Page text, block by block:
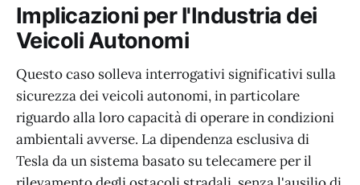
Implicazioni per l'Industria dei
Veicoli Autonomi
Questo caso solleva interrogativi significativi sulla
sicurezza dei veicoli autonomi, in particolare
riguardo alla loro capacità di operare in condizioni
ambientali avverse. La dipendenza esclusiva di
Tesla da un sistema basato su telecamere per il